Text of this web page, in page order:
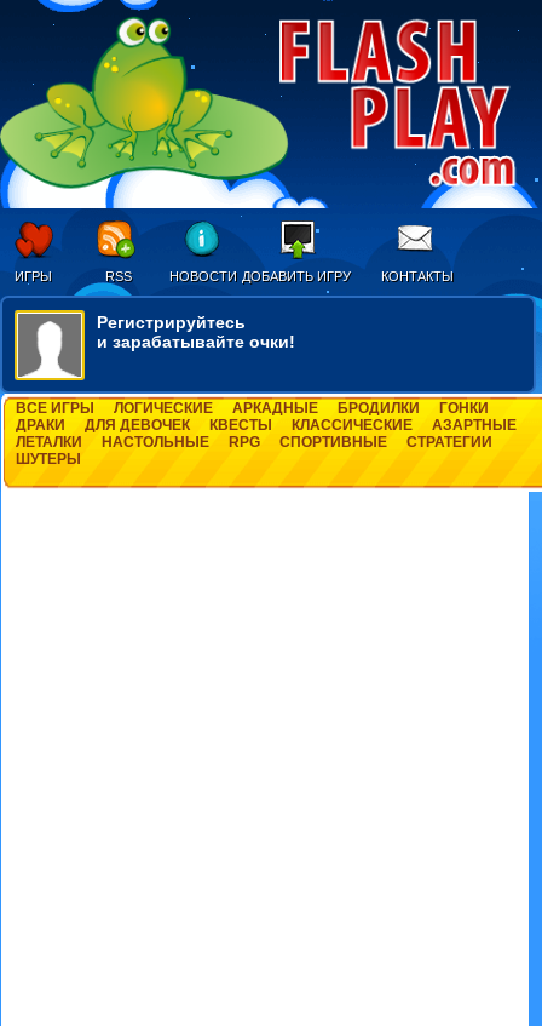
ИГРЫ RSS НОВОСТИ ДОБАВИТЬ ИГРУ КОНТАКТЫ
Регистрируйтесь
и зарабатывайте очки!
ВСЕ ИГРЫ ЛОГИЧЕСКИЕ АРКАДНЫЕ БРОДИЛКИ
ГОНКИ
ДРАКИ
ДЛЯ ДЕВОЧЕК КВЕСТЫ КЛАССИЧЕСКИЕ
АЗАРТНЫЕ
ЛЕТАЛКИ
НАСТОЛЬНЫЕ RPG СПОРТИВНЫЕ
СТРАТЕГИИ
ШУТЕРЫ